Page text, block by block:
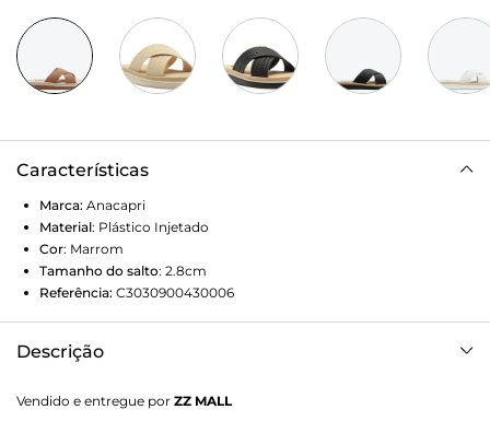
Características
Marca: Anacapri
Material: Plástico Injetado
Cor: Marrom
Tamanho do salto: 2.8cm
Referência: C3030900430006
Descrição
possui cabedal com duas tiras grossas injetadas e
Vendido e entregue por ZZ MALL